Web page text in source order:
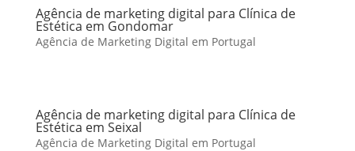
Agência de marketing digital para Clínica de
Estética em Gondomar
Agência de Marketing Digital em Portugal
Agência de marketing digital para Clínica de
Estética em Seixal
Agência de Marketing Digital em Portugal